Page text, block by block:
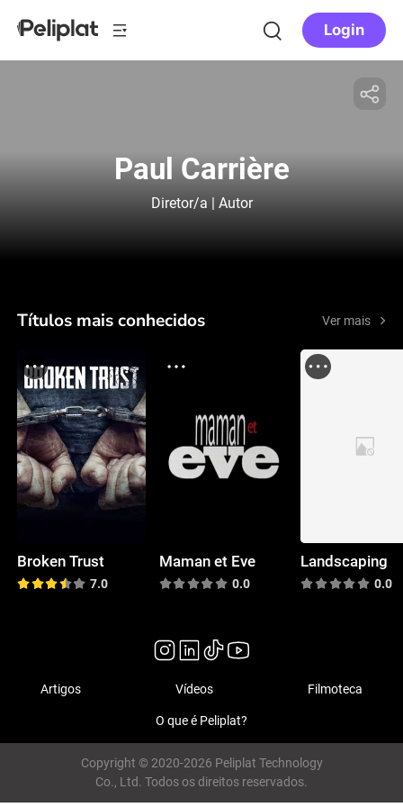
Login
Paul Carrière
Diretor/a | Autor
Títulos mais conhecidos Ver mais
Broken Trust
7.0
Maman et Eve
0.0
Landscaping
0.0
Artigos Vídeos Filmoteca
O que é Peliplat?
Copyright © 2020-2026 Peliplat Technology
Co., Ltd. Todos os direitos reservados.